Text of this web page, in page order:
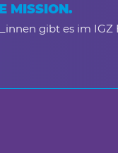
MISSION.
gibt es im IGZ